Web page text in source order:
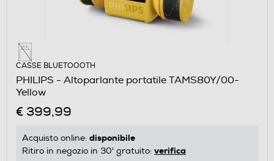
CASSE BLUETOOOTH
PHILIPS - Altoparlante portatile TAMS80Y/00-
Yellow
€ 399,99
Acquisto online: disponibile
Ritiro in negozio in 30' gratuito: verifica